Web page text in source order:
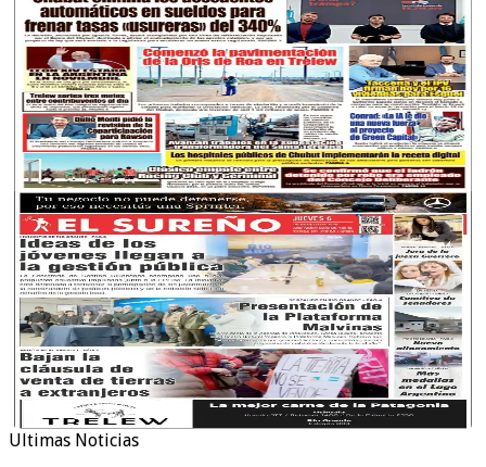
Ultimas Noticias